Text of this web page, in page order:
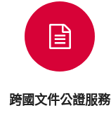
跨國文件公證服務